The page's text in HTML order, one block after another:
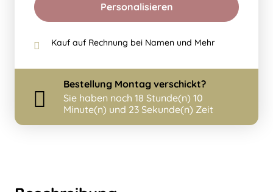
Personalisieren
Kauf auf Rechnung bei Namen und Mehr
Bestellung Montag verschickt?
Sie haben noch 18 Stunde(n) 10
Minute(n) und 23 Sekunde(n) Zeit